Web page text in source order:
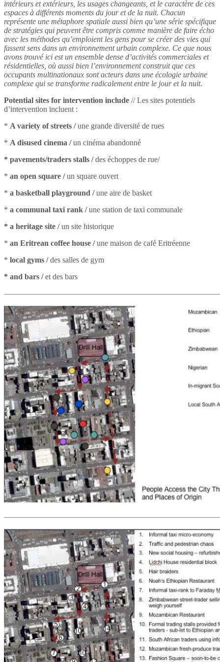
intérieurs et extérieurs, les usages changeants, et le caractère de ces
espaces à différents moments du jour et de la nuit. Chacun
représente une métaphore spatiale aussi bien qu’une série spécifique
de stratégies qui peuvent être compris comme manière de faire écho
avec les méthodes qu’emploient les gens pour se créer des vies qui
fassent sens dans un environnement urbain complexe. Ce que nous
avons trouvé ici est un ensemble dense d’activités commerciales et
résidentielles, où aussi bien l’environnement construit que ces
occupants multinationaux sont acteurs dans une écologie urbaine
complexe qui se transforme radicalement entre le jour et la nuit.
Potential sites for intervention include // Les sites potentiels
d’intervention incluent :
* A variety of streets /une grande diversité de rues
* A disused cinema /un cinéma abandonné
* pavements/traders stalls /des échoppes de rue/
* an open square /un square ouvert
* a basketball playground /une aire de basket
* a communal taxi rank /une station de taxi communale
* a heritage site /un site historique
* an Eritrean coffee house /une maison de café Eritréenne
* local gyms /des salles de gym
* and bars /et des bars
–––––––––––––––––––––––––––––––––––––––––––––––––
–––––––––––––––––––––––––––––––––––––––––––––––––